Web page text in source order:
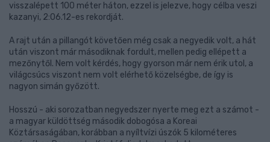
visszalépett 100 méter háton, ezzel is jelezve, hogy célba veszi
kazanyi, 2:06.12-es rekordját.
A rajt után a pillangót követően még csak a negyedik volt, a hát
után viszont már másodiknak fordult, mellen pedig ellépett a
mezőnytől. Nem volt kérdés, hogy gyorson már nem érik utol, a
világcsúcs viszont nem volt elérhető közelségbe, de így is
nagyon simán győzött.
Hosszú - aki sorozatban negyedszer nyerte meg ezt a számot -
a magyar küldöttség második dobogósa a Koreai
Köztársaságában, korábban a nyíltvízi úszók 5 kilométeres